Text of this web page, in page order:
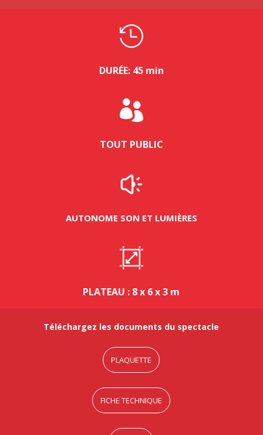

DURÉE: 45 min

TOUT PUBLIC
AUTONOME SON ET LUMIÈRES
PLATEAU : 8 x 6 x 3 m
Téléchargez les documents du spectacle
PLAQUETTE
FICHE TECHNIQUE